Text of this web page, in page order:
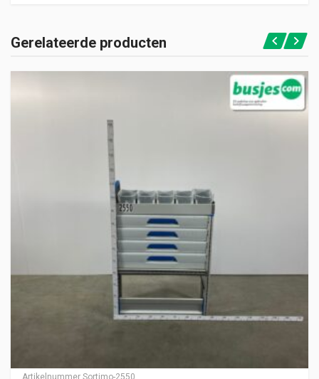
Gerelateerde producten
Artikelnummer Sortimo-2550